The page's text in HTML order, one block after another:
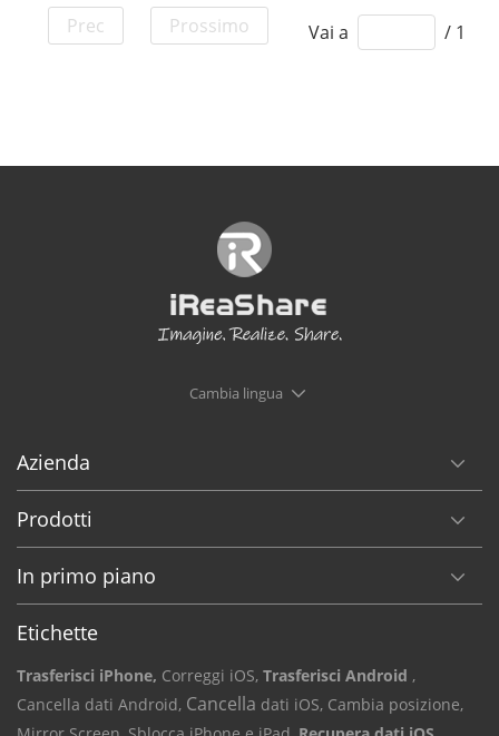
Prec
Prossimo
Vai a / 1
Cambia lingua
Azienda
Prodotti
In primo piano
Etichette
Trasferisci iPhone, Correggi iOS, Trasferisci Android ,
Cancella dati Android, Cancella dati iOS, Cambia posizione,